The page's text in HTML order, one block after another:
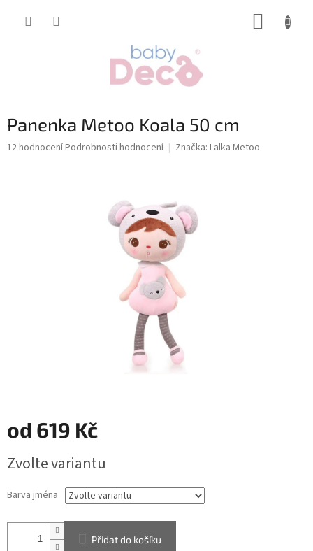
Panenka Metoo Koala 50 cm
Průměrné
12 hodnoceníPodrobnosti hodnocení Značka: Lalka Metoo
od 619 Kč
cena:
Zvolte variantu
Barva jména
Přidat do košíku